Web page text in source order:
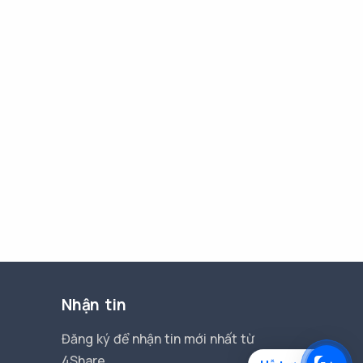
Nhận tin
Đăng ký để nhận tin mới nhất từ